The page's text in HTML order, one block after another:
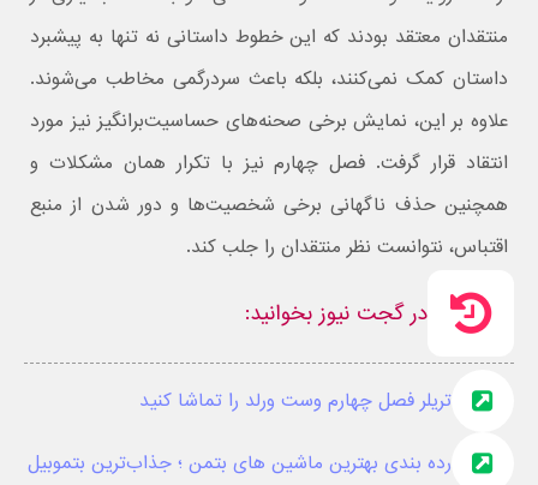
منتقدان معتقد بودند که این خطوط داستانی نه تنها به پیشبرد
داستان کمک نمی‌کنند، بلکه باعث سردرگمی مخاطب می‌شوند.
علاوه بر این، نمایش برخی صحنه‌های حساسیت‌برانگیز نیز مورد
انتقاد قرار گرفت. فصل چهارم نیز با تکرار همان مشکلات و
همچنین حذف ناگهانی برخی شخصیت‌ها و دور شدن از منبع
اقتباس، نتوانست نظر منتقدان را جلب کند.
در گجت نیوز بخوانید:
تریلر فصل چهارم وست ورلد را تماشا کنید
رده بندی بهترین ماشین های بتمن ؛ جذاب‌ترین بتموبیل